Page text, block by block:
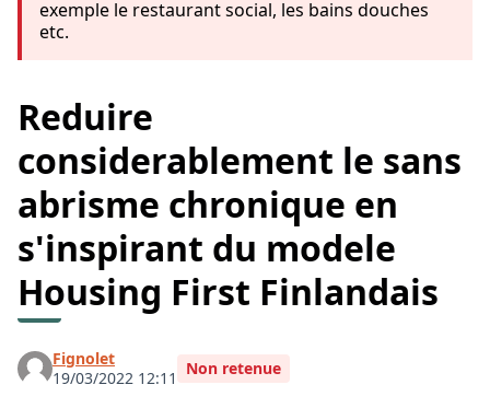
Reduire considerablement le
sans abrisme chronique en
s'inspirant du modele
Housing First Finlandais
Fignolet
19/03/2022 12:11
Non retenue
Le principe est simple : tout le monde a le droit d’avoir
un endroit où vivre, y compris les personnes en